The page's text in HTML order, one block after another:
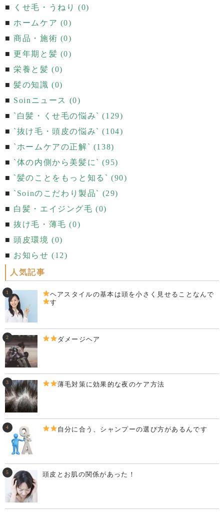
くせ毛・うねり (0)
ホームケア (0)
商品・施術 (0)
更年期と髪 (0)
栄養と髪 (0)
髪の知識 (0)
Soinニュース (0)
`白髪・くせ毛の悩み` (129)
`抜け毛・頭皮の悩み` (104)
`ホームケアの正解` (138)
`体の内側から美髪に` (95)
`髪のことをもっと知る` (90)
`Soinのこだわり製品` (29)
白髪・エイジング毛 (0)
抜け毛・薄毛 (0)
頭皮環境 (0)
お知らせ (12)
人気記事
ヘアスタイルの基本は頭を小さく見せることなんで
す
ダメージヘア
薄毛対策に効果的な夜のケア方法
自分に合う、シャンプーの選び方があるんです
頭皮とお肌の関係があった！